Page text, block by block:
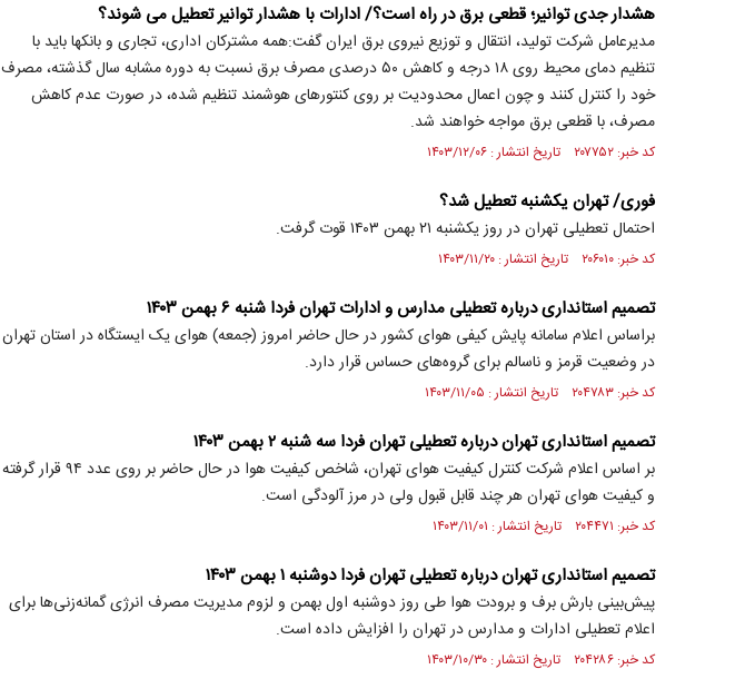
هشدار جدی توانیر؛ قطعی برق در راه است؟/ ادارات با هشدار توانیر تعطیل می شوند؟
مدیرعامل شرکت تولید، انتقال و توزیع نیروی برق ایران گفت:همه مشترکان اداری، تجاری و بانکها باید با
تنظیم دمای محیط روی ۱۸ درجه و کاهش ۵۰ درصدی مصرف برق نسبت به دوره مشابه سال گذشته، مصرف
خود را کنترل کنند و چون‌ اعمال محدودیت بر روی کنتورهای هوشمند تنظیم شده، در صورت عدم کاهش
مصرف، با قطعی برق مواجه خواهند شد.
کد خبر: ۲۰۷۷۵۲ تاریخ انتشار : ۱۴۰۳/۱۲/۰۶
فوری/ تهران یکشنبه تعطیل شد؟
احتمال تعطیلی تهران در روز یکشنبه ۲۱ بهمن ۱۴۰۳ قوت گرفت.
کد خبر: ۲۰۶۰۱۰ تاریخ انتشار : ۱۴۰۳/۱۱/۲۰
تصمیم استانداری درباره تعطیلی مدارس و ادارات تهران فردا شنبه ۶ بهمن ۱۴۰۳
براساس اعلام سامانه پایش کیفی هوای کشور در حال حاضر امروز (جمعه) هوای یک ایستگاه در استان تهران
در وضعیت قرمز و ناسالم برای گروه‌های حساس قرار دارد.
کد خبر: ۲۰۴۷۸۳ تاریخ انتشار : ۱۴۰۳/۱۱/۰۵
تصمیم استانداری تهران درباره تعطیلی تهران فردا سه شنبه ۲ بهمن ۱۴۰۳
بر اساس اعلام شرکت کنترل کیفیت هوای تهران، شاخص کیفیت هوا در حال حاضر بر روی عدد ۹۴ قرار گرفته
و کیفیت هوای تهران هر چند قابل قبول ولی در مرز آلودگی است.
کد خبر: ۲۰۴۴۷۱ تاریخ انتشار : ۱۴۰۳/۱۱/۰۱
تصمیم استانداری تهران درباره تعطیلی تهران فردا دوشنبه ۱ بهمن ۱۴۰۳
پیش‌بینی بارش برف و برودت هوا طی روز دوشنبه اول بهمن و لزوم مدیریت مصرف انرژی گمانه‌زنی‌ها برای
اعلام تعطیلی ادارات و مدارس در تهران را افزایش داده است.
کد خبر: ۲۰۴۲۸۶ تاریخ انتشار : ۱۴۰۳/۱۰/۳۰